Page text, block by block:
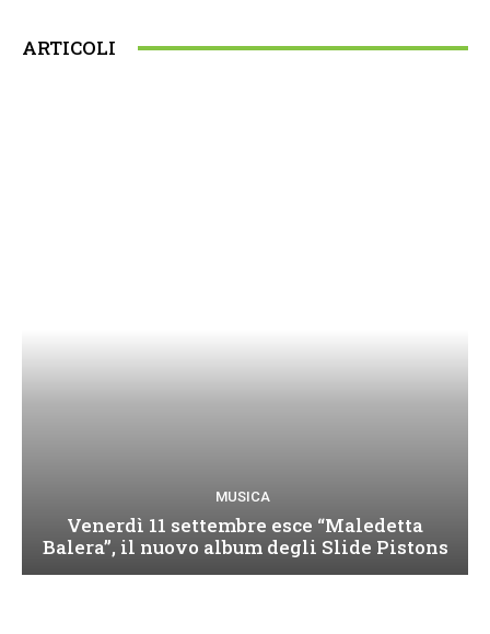
ARTICOLI
MUSICA
Venerdì 11 settembre esce “Maledetta
Balera”, il nuovo album degli Slide Pistons